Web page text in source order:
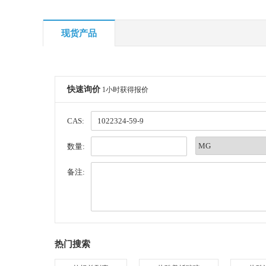
现货产品
快速询价 1小时获得报价
CAS:
数量:
备注:
热门搜索